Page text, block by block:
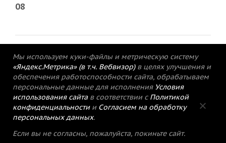
08
© 2015-2021 Редакция газеты «Кимрский
вестник».
Мы используем куки-файлы и метрическую систему
«Яндекс.Метрика» (в т.ч. Вебвизор) в целях улучшения и
обеспечения работоспособности сайта, обрабатываем
персональные данные для исполнения Условия
использования сайтав соответствии с Политикой
конфиденциальностии Согласием на обработку
персональных данных.
Если вы не согласны, пожалуйста, покиньте сайт.